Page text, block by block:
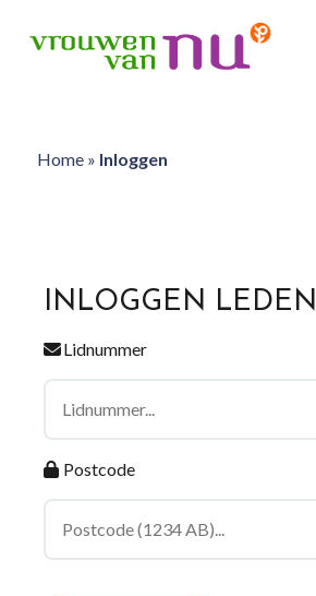
Home» Inloggen
INLOGGEN LEDEN
Lidnummer
Postcode